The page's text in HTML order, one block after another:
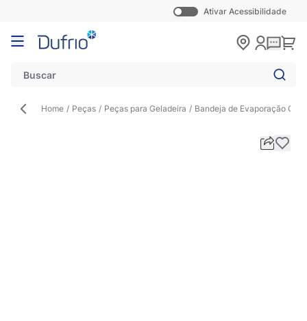
Ativar Acessibilidade
Pular para o conteúdo
Home / Peças / Peças para Geladeira / Bandeja de Evaporação